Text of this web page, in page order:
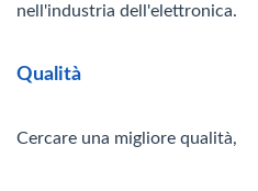
nell'industria dell'elettronica.
Qualità
Cercare una migliore qualità,